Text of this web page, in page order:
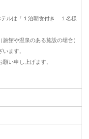
テルは「１泊朝食付き １名様
館や温泉のある施設の場合）
ます。
い申し上げます。